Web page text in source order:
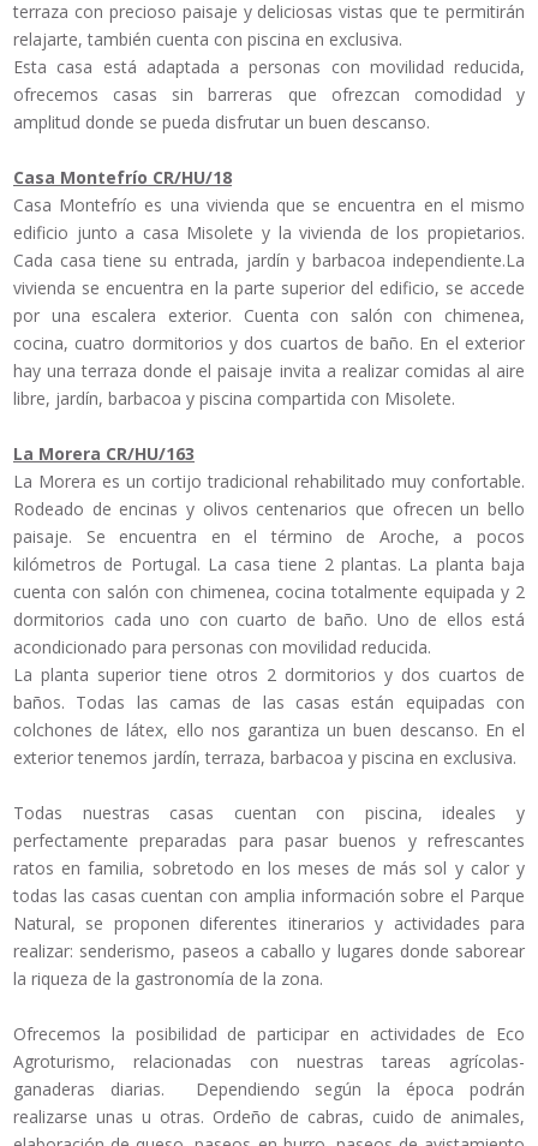
terraza con precioso paisaje y deliciosas vistas que te permitirán
relajarte, también cuenta con piscina en exclusiva.
Esta casa está adaptada a personas con movilidad reducida,
ofrecemos casas sin barreras que ofrezcan comodidad y
amplitud donde se pueda disfrutar un buen descanso.
Casa Montefrío CR/HU/18
Casa Montefrío es una vivienda que se encuentra en el mismo
edificio junto a casa Misolete y la vivienda de los propietarios.
Cada casa tiene su entrada, jardín y barbacoa independiente.La
vivienda se encuentra en la parte superior del edificio, se accede
por una escalera exterior. Cuenta con salón con chimenea,
cocina, cuatro dormitorios y dos cuartos de baño. En el exterior
hay una terraza donde el paisaje invita a realizar comidas al aire
libre, jardín, barbacoa y piscina compartida con Misolete.
La Morera CR/HU/163
La Morera es un cortijo tradicional rehabilitado muy confortable.
Rodeado de encinas y olivos centenarios que ofrecen un bello
paisaje. Se encuentra en el término de Aroche, a pocos
kilómetros de Portugal. La casa tiene 2 plantas. La planta baja
cuenta con salón con chimenea, cocina totalmente equipada y 2
dormitorios cada uno con cuarto de baño. Uno de ellos está
acondicionado para personas con movilidad reducida.
La planta superior tiene otros 2 dormitorios y dos cuartos de
baños. Todas las camas de las casas están equipadas con
colchones de látex, ello nos garantiza un buen descanso. En el
exterior tenemos jardín, terraza, barbacoa y piscina en exclusiva.
Todas nuestras casas cuentan con piscina, ideales y
perfectamente preparadas para pasar buenos y refrescantes
ratos en familia, sobretodo en los meses de más sol y calor y
todas las casas cuentan con amplia información sobre el Parque
Natural, se proponen diferentes itinerarios y actividades para
realizar: senderismo, paseos a caballo y lugares donde saborear
la riqueza de la gastronomía de la zona.
Ofrecemos la posibilidad de participar en actividades de Eco
Agroturismo, relacionadas con nuestras tareas agrícolas-
ganaderas diarias. Dependiendo según la época podrán
realizarse unas u otras. Ordeño de cabras, cuido de animales,